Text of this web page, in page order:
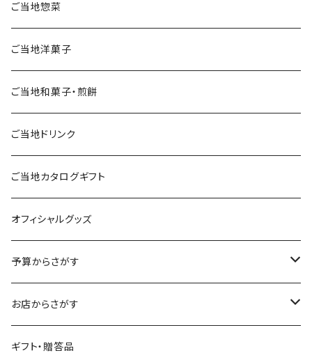
ご当地惣菜
ご当地洋菓子
ご当地和菓子・煎餅
ご当地ドリンク
ご当地カタログギフト
オフィシャルグッズ
予算からさがす
～2,500円
～4,000円
お店からさがす
飯村養蜂
ギフト・贈答品